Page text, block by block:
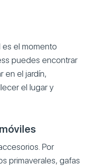
es el momento
puedes encontrar
en el jardín,
el lugar y
Por
primaverales, gafas